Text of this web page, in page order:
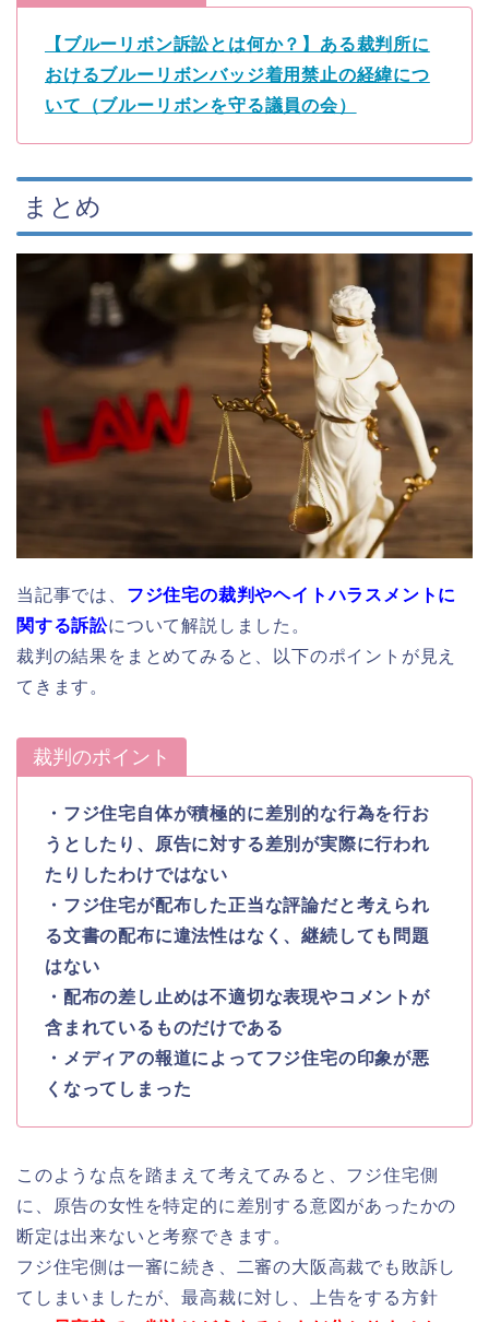
【ブルーリボン訴訟とは何か？】ある裁判所に
おけるブルーリボンバッジ着用禁止の経緯につ
いて（ブルーリボンを守る議員の会）
まとめ
当記事では、 フジ住宅の裁判やヘイトハラスメントに
関する訴訟について解説しました。
裁判の結果をまとめてみると、以下のポイントが見え
てきます。
裁判のポイント
・フジ住宅自体が積極的に差別的な行為を行お
うとしたり、原告に対する差別が実際に行われ
たりしたわけではない
・フジ住宅が配布した正当な評論だと考えられ
る文書の配布に違法性はなく、継続しても問題
はない
・配布の差し止めは不適切な表現やコメントが
含まれているものだけである
・メディアの報道によってフジ住宅の印象が悪
くなってしまった
このような点を踏まえて考えてみると、フジ住宅側
に、原告の女性を特定的に差別する意図があったかの
断定は出来ないと考察できます。
フジ住宅側は一審に続き、二審の大阪高裁でも敗訴し
てしまいましたが、最高裁に対し、上告をする方針